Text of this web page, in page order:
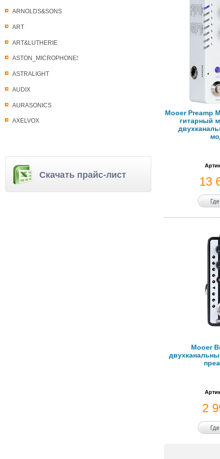
ARNOLDS&SONS
ART
ART&LUTHERIE
ASTON_MICROPHONES
ASTRALIGHT
AUDIX
AURASONICS
AXELVOX
Скачать прайс-лист
Mooer Preamp
гитарный
13
Mooer
2